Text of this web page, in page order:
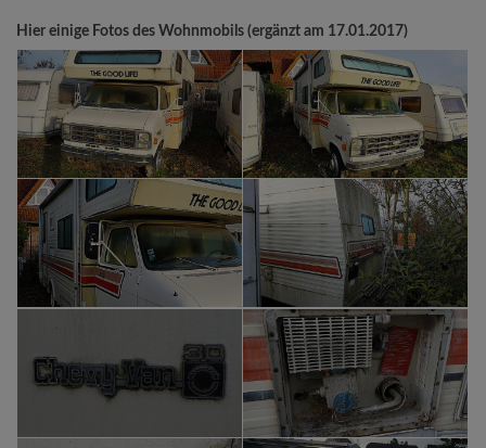
Hier einige Fotos des Wohnmobils (ergänzt am 17.01.2017)